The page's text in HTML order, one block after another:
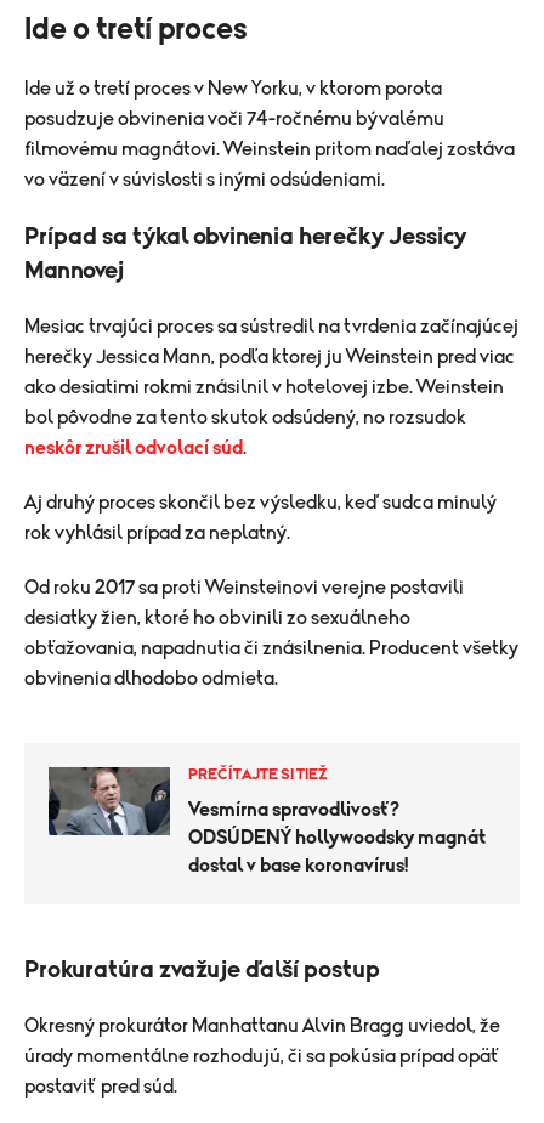
​Ide o tretí proces
Ide už o tretí proces v New Yorku, v ktorom porota
posudzuje obvinenia voči 74-ročnému bývalému
filmovému magnátovi. Weinstein pritom naďalej zostáva
vo väzení v súvislosti s inými odsúdeniami.
Prípad sa týkal obvinenia herečky Jessicy
Mannovej
Mesiac trvajúci proces sa sústredil na tvrdenia začínajúcej
herečky Jessica Mann, podľa ktorej ju Weinstein pred viac
ako desiatimi rokmi znásilnil v hotelovej izbe. Weinstein
bol pôvodne za tento skutok odsúdený, no rozsudok
neskôr zrušil odvolací súd.
Aj druhý proces skončil bez výsledku, keď sudca minulý
rok vyhlásil prípad za neplatný.
Od roku 2017 sa proti Weinsteinovi verejne postavili
desiatky žien, ktoré ho obvinili zo sexuálneho
obťažovania, napadnutia či znásilnenia. Producent všetky
obvinenia dlhodobo odmieta.
PREČÍTAJTE SI TIEŽ
Vesmírna spravodlivosť?
ODSÚDENÝ hollywoodsky magnát
dostal v base koronavírus!
Prokuratúra zvažuje ďalší postup
Okresný prokurátor Manhattanu Alvin Bragg uviedol, že
úrady momentálne rozhodujú, či sa pokúsia prípad opäť
postaviť pred súd.